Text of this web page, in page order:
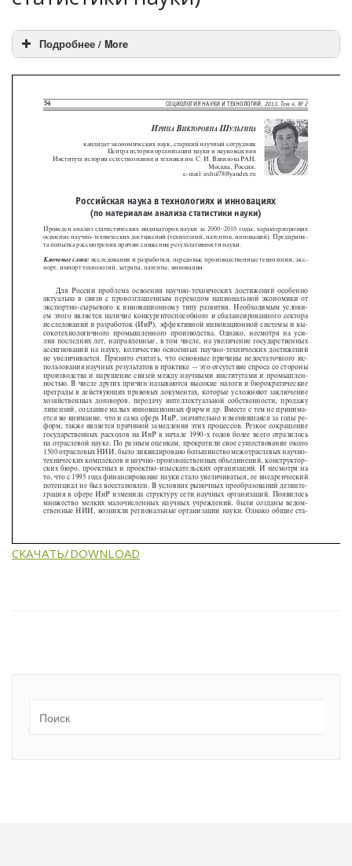
Подробнее / More
СКАЧАТЬ/DOWNLOAD